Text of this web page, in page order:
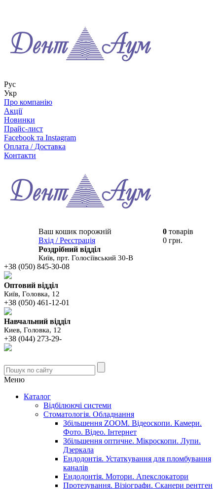
Рус
Укр
Про компанію
Акції
Новинки
Прайс-лист
Facebook та Instagram
Оплата / Доставка
Контакти
0 товарів
0 грн.
Ваш кошик порожній
Вхід / Реєстрація
Роздрібний відділ
Київ, прт. Голосіївський 30-В
+38 (050) 845-30-08
Оптовий відділ
Київ, Головка, 12
+38 (050) 461-12-01
Навчальний відділ
Киев, Головка, 12
+38 (044) 273-29-
Меню
Каталог
Відбілюючі системи
Стоматологія. Обладнання
Збільшення ZOOM. Відеоскопи. Камери.
Фото. Відео. Інтернет
Збільшення оптичне. Мікроскопи. Лупи.
Дзеркала
Ендодонтія. Устаткування для пломбування
каналів
Ендодонтія. Мотори. Апекслокатори
Протезування. Візіографи. Сканери рентген